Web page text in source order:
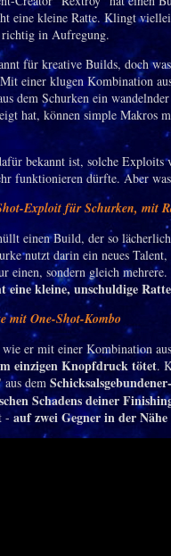
eine kleine Ratte. Klingt
in Aufregung.
für kreative Builds, doch
einer klugen Kombination
dem Schurken ein
hat, können simple Makros
bekannt ist, solche Exploits
funktionieren dürfte. Aber was
Exploit für Schurken, mit
einen Build, der so
nutzt darin ein neues Talent,
einen, sondern gleich mehrere.
eine kleine, unschuldige
mit One-Shot-Kombo
er mit einer Kombination
einzigen Knopfdruck tötet.
aus dem
Schadens deiner
- auf zwei Gegner in der Nähe